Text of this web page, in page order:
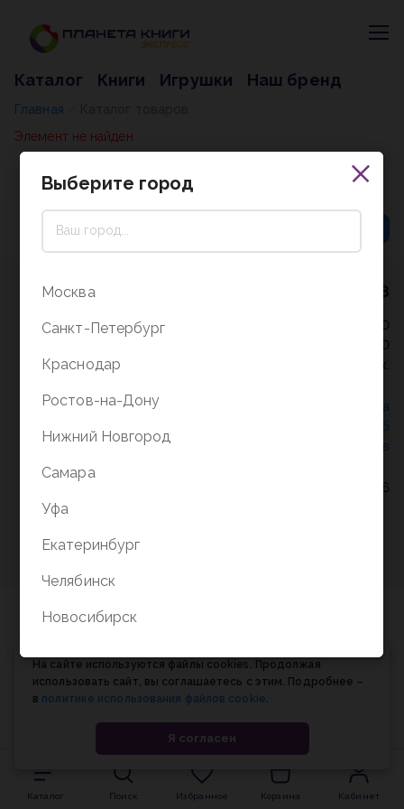
Каталог Книги Игрушки Наш бренд
Главная
Элемент не найден
8 (800) 5000-338
Режим работы - 9:30-20:00
в выходные и праздники - 10:00-19:00
без перерыва и выходных.
Политика конфиденциальности
СОГЛАСИЕ на
Соглашение об
использовании cookie-файлов
© Планета книги, 1998-2026
Каталог Поиск Избранное Корзина Кабинет
На сайте используются файлы cookies. Продолжая
использовать сайт, вы соглашаетесь с этим. Подробнее –
в политике использования файлов cookie.
Я согласен
Выберите город
Москва
Санкт-Петербург
Краснодар
Ростов-на-Дону
Нижний Новгород
Самара
Уфа
Екатеринбург
Челябинск
Новосибирск